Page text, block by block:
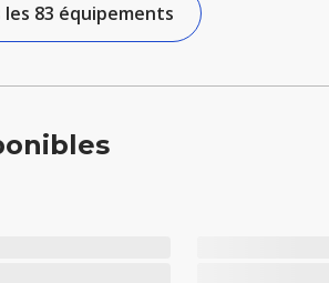
83 équipements